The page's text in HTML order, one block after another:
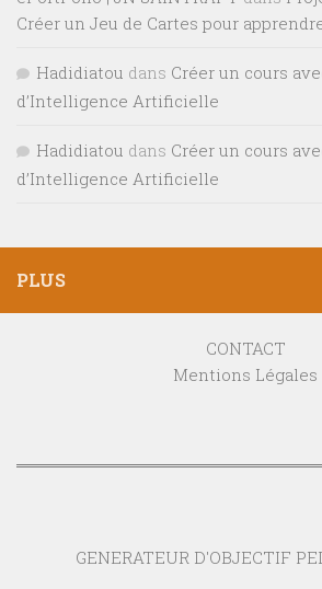
Créer un Jeu de Cartes pour
Hadidiatou dans Créer un cours
d’Intelligence Artificielle
Hadidiatou dans Créer un cours
d’Intelligence Artificielle
PLUS
CONTACT
Mentions Légales
GENERATEUR D'OBJECTIF